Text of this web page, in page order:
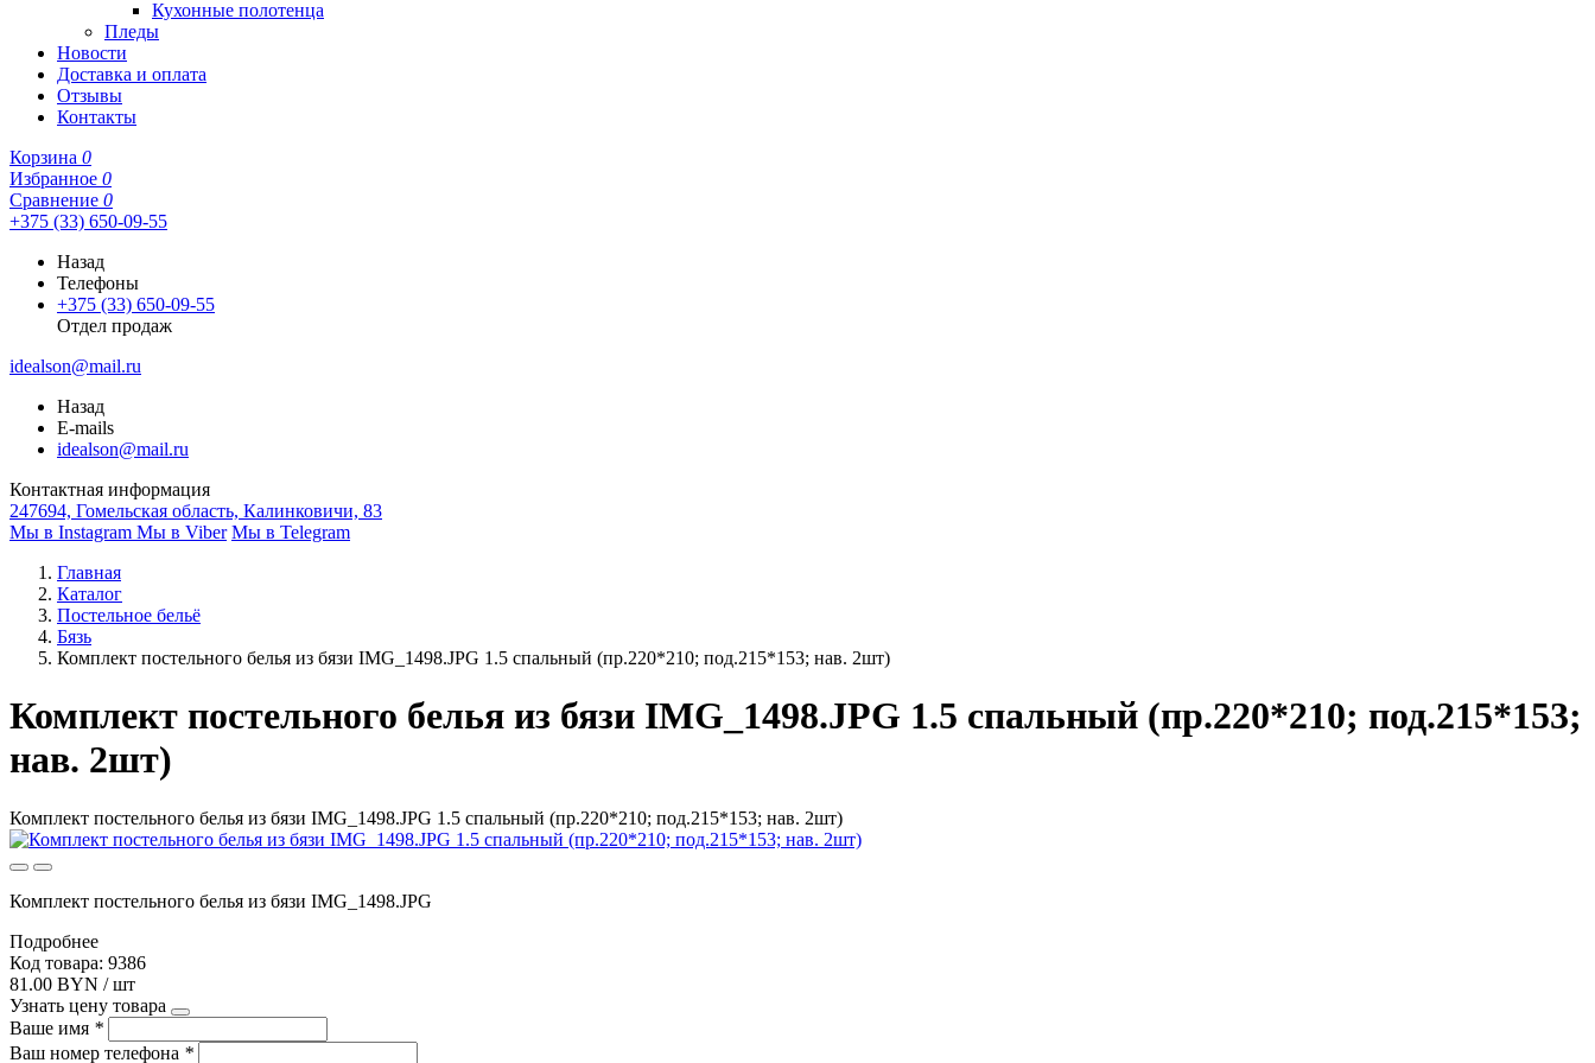
Кухонные полотенца
Пледы
Новости
Доставка и оплата
Отзывы
Контакты
Корзина 0
Избранное 0
Сравнение 0
+375 (33) 650-09-55
Назад
Телефоны
+375 (33) 650-09-55
Отдел продаж
idealson@mail.ru
Назад
E-mails
idealson@mail.ru
Контактная информация
247694, Гомельская область, Калинковичи, 83
Мы в Instagram Мы в Viber Мы в Telegram
Главная
Каталог
Постельное бельё
Бязь
Комплект постельного белья из бязи IMG_1498.JPG 1.5 спальный (пр.220*210; под.215*153; нав. 2шт)
Комплект постельного белья из бязи IMG_1498.JPG 1.5 спальный (пр.220*210; под.215*153;
нав. 2шт)
Комплект постельного белья из бязи IMG_1498.JPG 1.5 спальный (пр.220*210; под.215*153; нав. 2шт)
Комплект постельного белья из бязи IMG_1498.JPG
Подробнее
Код товара: 9386
81.00 BYN / шт
Узнать цену товара
Ваше имя *
Ваш номер телефона *